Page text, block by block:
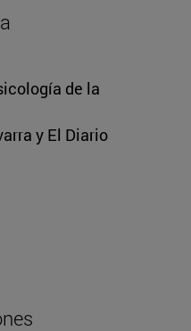
de la
y El Diario